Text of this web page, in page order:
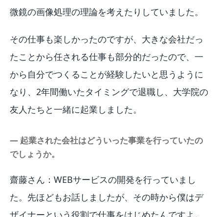
微鏡の画像処理の理論を考えたりしていました。
その仕事も楽しかったのですが、大きな会社だっ
たことから任される仕事も部分的だったので、一
から自分でつくることが経験したいと思うように
なり、2年間働いたタイミングで退職し、大学院の
友人たちと一緒に起業しました。
― 起業された会社はどういった事業を行っていたの
でしょうか。
齋藤さん：WEBサービスの開発を行っていまし
た。先ほどもお話しましたが、その時から僕はデ
ザイナーという役割で仕事をはじめたんですよ。